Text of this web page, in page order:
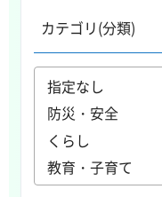
カテゴリ(分類)